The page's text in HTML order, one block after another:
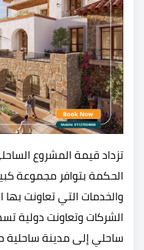
تزداد قيمة المشروع
الحكمة بتوافر مجموعة
والخدمات التي تعاونت بها
الشركات وتعاونت دولية
ساحلي إلى مدينة ساحلية